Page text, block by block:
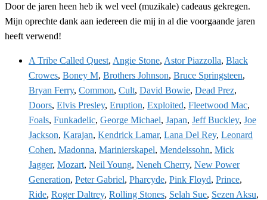
Door de jaren heen heb ik wel veel (muzikale) cadeaus gekregen.
Mijn oprechte dank aan iedereen die mij in al die voorgaande jaren
heeft verwend!
A Tribe Called Quest, Angie Stone, Astor Piazzolla, Black
Crowes, Boney M, Brothers Johnson, Bruce Springsteen,
Bryan Ferry, Common, Cult, David Bowie, Dead Prez,
Doors, Elvis Presley, Eruption, Exploited, Fleetwood Mac,
Foals, Funkadelic, George Michael, Japan, Jeff Buckley, Joe
Jackson, Karajan, Kendrick Lamar, Lana Del Rey, Leonard
Cohen, Madonna, Marinierskapel, Mendelssohn, Mick
Jagger, Mozart, Neil Young, Neneh Cherry, New Power
Generation, Peter Gabriel, Pharcyde, Pink Floyd, Prince,
Ride, Roger Daltrey, Rolling Stones, Selah Sue, Sezen Aksu,